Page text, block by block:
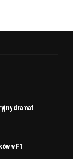
dramat
w F1